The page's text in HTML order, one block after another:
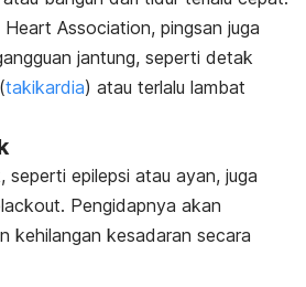
Association, pingsan juga
jantung, seperti detak
takikardia) atau terlalu lambat
seperti epilepsi atau ayan, juga
. Pengidapnya akan
kehilangan kesadaran secara